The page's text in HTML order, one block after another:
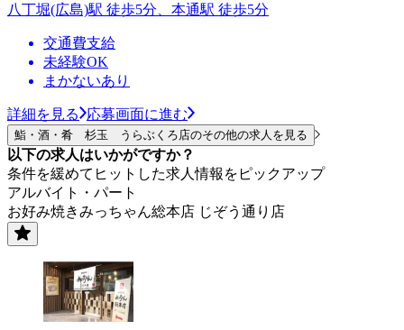
八丁堀(広島)駅 徒歩5分、本通駅 徒歩5分
交通費支給
未経験OK
まかないあり
詳細を見る 応募画面に進む
鮨・酒・肴 杉玉 うらぶくろ店のその他の求人を見る
以下の求人はいかがですか？
条件を緩めてヒットした求人情報をピックアップ
アルバイト・パート
お好み焼きみっちゃん総本店 じぞう通り店